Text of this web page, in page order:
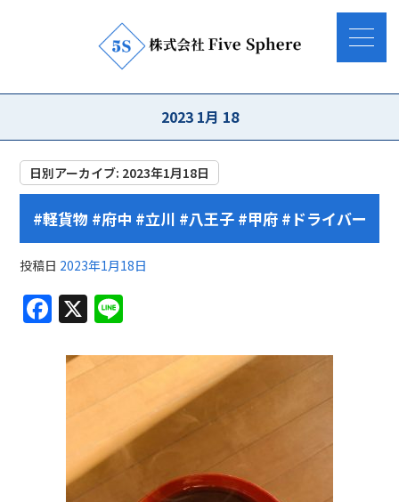
2023 1月 18
日別アーカイブ: 2023年1月18日
#軽貨物 #府中 #立川 #八王子 #甲府 #ドライバー
投稿日 2023年1月18日
F
c
o
X
e